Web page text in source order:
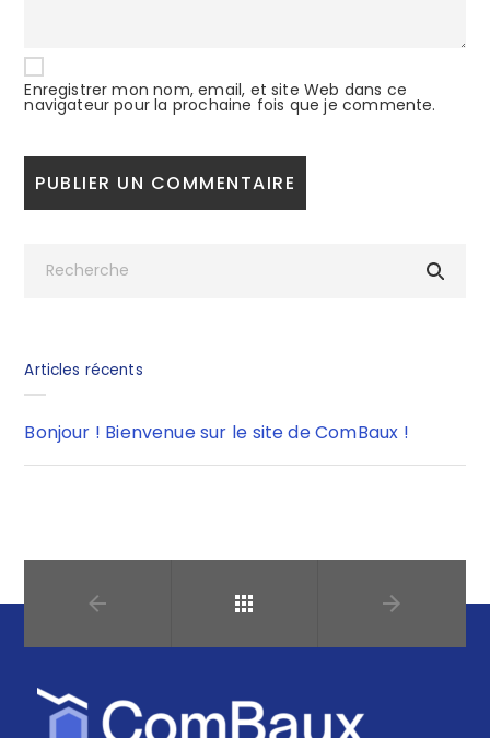
Enregistrer mon nom, email, et site Web dans ce
navigateur pour la prochaine fois que je commente.
Articles récents
Bonjour ! Bienvenue sur le site de ComBaux !